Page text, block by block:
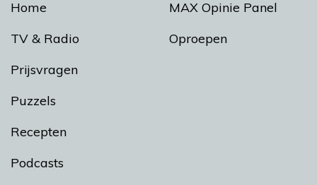
Home
TV & Radio
Prijsvragen
Puzzels
Recepten
Podcasts
MAX Opinie Panel
Oproepen